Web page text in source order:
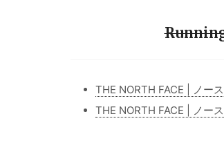
THE NORTH FACE | ノー
THE NORTH FACE | ノー